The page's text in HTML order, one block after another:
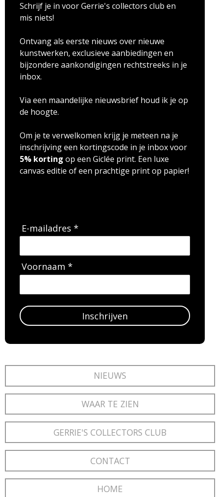
Schrijf je in voor Gerrie's collectors club en
mis niets!
Ontvang als eerste nieuws over nieuwe
kunstwerken, exclusieve aanbiedingen en
bijzondere aankondigingen rechtstreeks in je
inbox.
Via een maandelijke nieuwsbrief houd ik je op
de hoogte.
Om je te verwelkomen krijg je meteen na je
inschrijving een kortingscode in je inbox voor
5% korting op een Giclée print. Een luxe
canvas editie of een prachtige print op papier!
E-mailadres *
Voornaam *
Inschrijven
NIEUWS
WAAR TE ZIEN
GERRIE'S COLLECTORS CLUB
CONTACT
HOME